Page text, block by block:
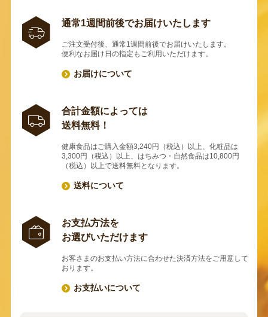
通常1週間前後でお届けいたします
ご注文受付後、通常1週間前後でお届けいたします。
便利なお届け日の指定もご利用いただけます。
お届けについて
合計金額によっては
送料無料！
健康食品はご購入金額3,240円（税込）以上、化粧品は
3,300円（税込）以上、はちみつ・自然食品は10,800円
（税込）以上で送料無料となります。
送料について
お支払方法を
お選びいただけます
お客さまのお支払い方法に合わせた決済方法をご用意して
おります。
お支払いについて